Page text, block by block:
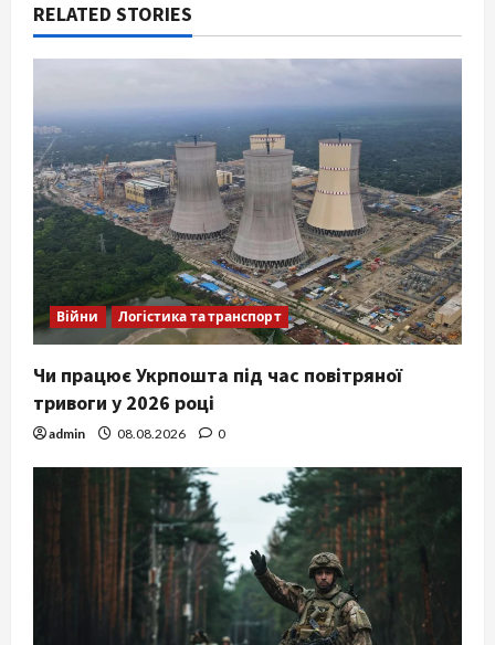
RELATED STORIES
Війни Логістика та транспорт
Чи працює Укрпошта під час повітряної
тривоги у 2026 році
admin 08.08.2026 0